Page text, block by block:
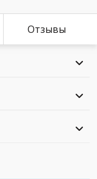
Отзывы